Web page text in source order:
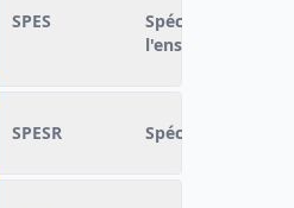
SPES
Spécialité du
l'enseignement
SPESR Spécialité